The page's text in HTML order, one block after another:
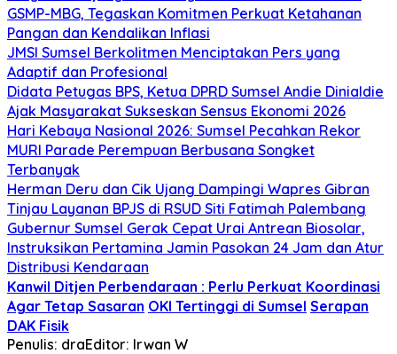
GSMP-MBG, Tegaskan Komitmen Perkuat Ketahanan
Pangan dan Kendalikan Inflasi
JMSI Sumsel Berkolitmen Menciptakan Pers yang
Adaptif dan Profesional
Didata Petugas BPS, Ketua DPRD Sumsel Andie Dinialdie
Ajak Masyarakat Sukseskan Sensus Ekonomi 2026
Hari Kebaya Nasional 2026: Sumsel Pecahkan Rekor
MURI Parade Perempuan Berbusana Songket
Terbanyak
Herman Deru dan Cik Ujang Dampingi Wapres Gibran
Tinjau Layanan BPJS di RSUD Siti Fatimah Palembang
Gubernur Sumsel Gerak Cepat Urai Antrean Biosolar,
Instruksikan Pertamina Jamin Pasokan 24 Jam dan Atur
Distribusi Kendaraan
Kanwil Ditjen Perbendaraan : Perlu Perkuat Koordinasi
Agar Tetap Sasaran OKI Tertinggi di Sumsel Serapan
DAK Fisik
Penulis: draEditor: Irwan W